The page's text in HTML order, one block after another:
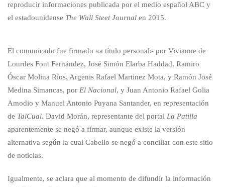
reproducir informaciones publicada por el medio español ABC y
el estadounidense The Wall Steet Journal en 2015.
El comunicado fue firmado «a título personal» por Vivianne de
Lourdes Font Fernández, José Simón Elarba Haddad, Ramiro
Óscar Molina Ríos, Argenis Rafael Martinez Mota, y Ramón José
Medina Simancas, por El Nacional, y Juan Antonio Rafael Golia
Amodio y Manuel Antonio Puyana Santander, en representación
de TalCual. David Morán, representante del portal La Patilla
aparentemente se negó a firmar, aunque existe la versión
alternativa según la cual Cabello se negó a conciliar con este sitio
de noticias.
Igualmente, se aclara que al momento de difundir la información